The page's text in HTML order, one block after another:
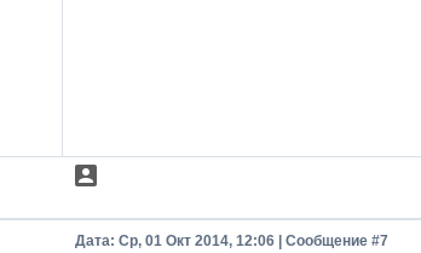
Дата: Ср, 01 Окт 2014, 12:06 | Сообщение #7